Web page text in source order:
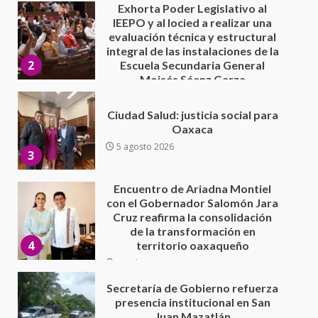
5 agosto 2026
3
Ciudad Salud: justicia social para
Oaxaca
5 agosto 2026
4
con el Gobernador Salomón Jara
Cruz reafirma la consolidación
de la transformación en
5
Secretaría de Gobierno refuerza
presencia institucional en San
Juan Mazatlán
20 julio 2026
Sanciona Municipio de Oaxaca
de Juárez caso de maltrato